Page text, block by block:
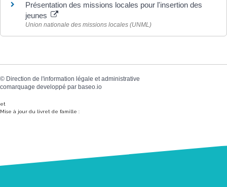
Présentation des missions locales pour l'insertion des
jeunes
Union nationale des missions locales (UNML)
© Direction de l'information légale et administrative
comarquage developpé par baseo.io
et
Mise à jour du livret de famille :